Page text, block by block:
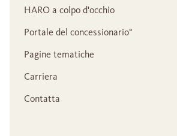
HARO a colpo d'occhio
Portale del concessionario°
Pagine tematiche
Carriera
Contatta